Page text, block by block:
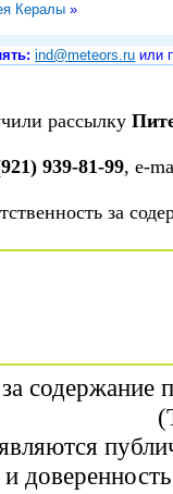
Кералы »
ind@meteors.ru или
рассылку
939-81-99, е-
за
и